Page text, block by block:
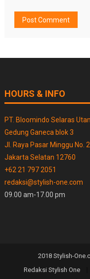
HOURS & INFO
PT. Bloomindo Selaras
Gedung Ganeca blok 3
Jl. Raya Pasar Minggu No.
Jakarta Selatan 12760
+62 21 797 2051
redaksi@stylish-one.com
09.00 am-17.00 pm
2018 Stylish-
Redaksi Stylish One